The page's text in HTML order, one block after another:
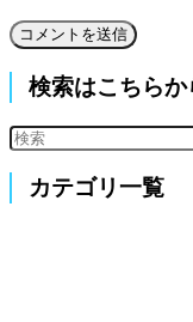
検索はこちらか
カテゴリ一覧